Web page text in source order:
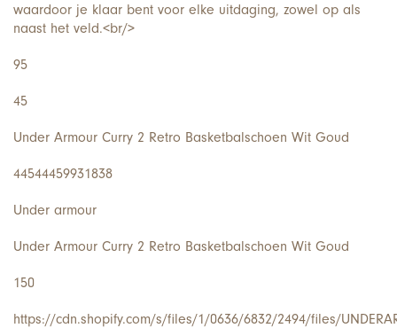
waardoor je klaar bent voor elke uitdaging, zowel op als
naast het veld.<br/>
95
45
Under Armour Curry 2 Retro Basketbalschoen Wit Goud
44544459931838
Under armour
Under Armour Curry 2 Retro Basketbalschoen Wit Goud
150
https://cdn.shopify.com/s/files/1/0636/6832/2494/files/